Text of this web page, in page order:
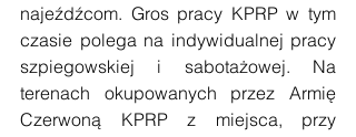
najeźdźcom. Gros pracy KPRP w tym
czasie polega na indywidualnej pracy
szpiegowskiej i sabotażowej. Na
terenach okupowanych przez Armię
Czerwoną KPRP z miejsca, przy